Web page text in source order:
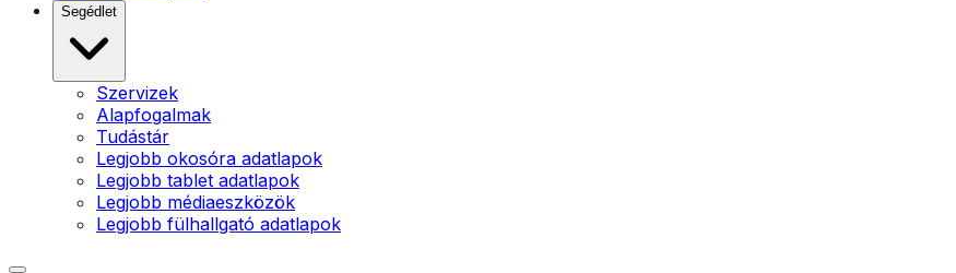
Segédlet
Szervizek
Alapfogalmak
Tudástár
Legjobb okosóra adatlapok
Legjobb tablet adatlapok
Legjobb médiaeszközök
Legjobb fülhallgató adatlapok